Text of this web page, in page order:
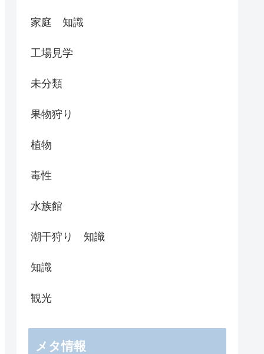
家庭 知識
工場見学
未分類
果物狩り
植物
毒性
水族館
潮干狩り 知識
知識
観光
メタ情報